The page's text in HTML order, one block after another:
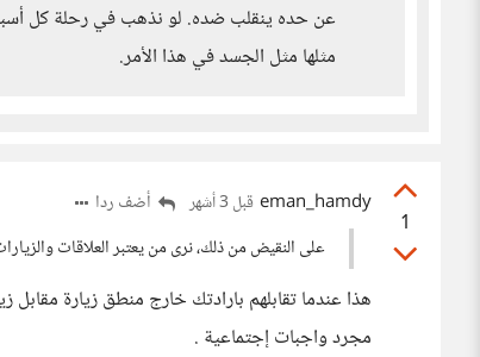
عن حده ينقلب ضده. لو نذهب في رحلة كل
مثلها مثل الجسد في هذا الأمر.
1
eman_hamdy قبل 3 أشهر
أضف ردا
على النقيض من ذلك، نرى من يعتبر العلاقات
هذا عندما تقابلهم بارادتك خارج منطق زيارة مقابل
مجرد واجبات إجتماعية .